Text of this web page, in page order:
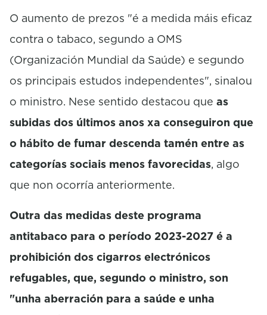
O aumento de prezos "é a medida máis eficaz
contra o tabaco, segundo a OMS
(Organización Mundial da Saúde) e segundo
os principais estudos independentes", sinalou
o ministro. Nese sentido destacou que as
subidas dos últimos anos xa conseguiron que
o hábito de fumar descenda tamén entre as
categorías sociais menos favorecidas, algo
que non ocorría anteriormente.
Outra das medidas deste programa
antitabaco para o período 2023-2027 é a
prohibición dos cigarros electrónicos
refugables, que, segundo o ministro, son
"unha aberración para a saúde e unha